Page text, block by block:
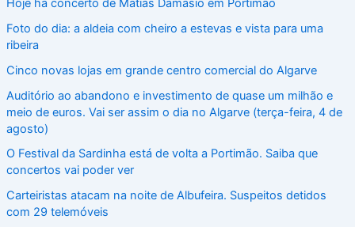
Hoje há concerto de Matias Damásio em Portimão
Foto do dia: a aldeia com cheiro a estevas e vista para uma
ribeira
Cinco novas lojas em grande centro comercial do Algarve
Auditório ao abandono e investimento de quase um milhão e
meio de euros. Vai ser assim o dia no Algarve (terça-feira, 4 de
agosto)
O Festival da Sardinha está de volta a Portimão. Saiba que
concertos vai poder ver
Carteiristas atacam na noite de Albufeira. Suspeitos detidos
com 29 telemóveis